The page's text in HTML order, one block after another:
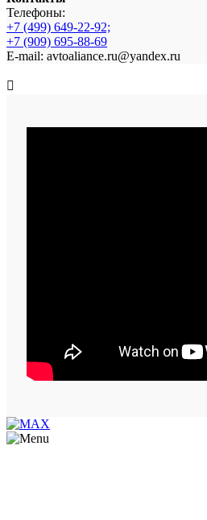
Телефоны:
+7 (499) 649-22-92;
+7 (909) 695-88-69
E-mail: avtoaliance.ru@yandex.ru